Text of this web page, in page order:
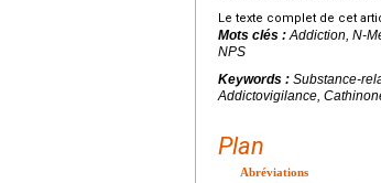
Le texte complet de cet
Mots clés :Addiction, N-
NPS
Keywords : Substance-
Addictovigilance,
Plan
Abréviations